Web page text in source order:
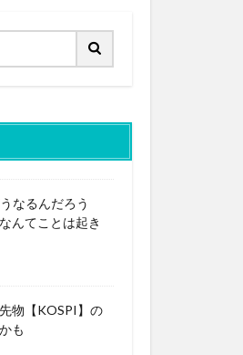
なるんだろう
んてことは起き
物【KOSPI】の
も